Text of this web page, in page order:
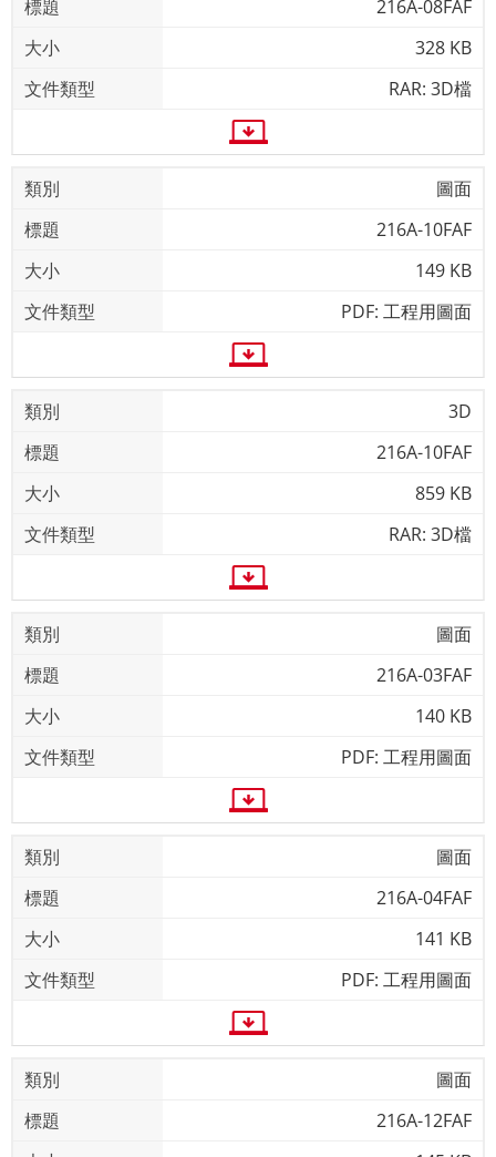
216A-08FAF
328 KB
RAR: 3D檔
圖面
216A-10FAF
149 KB
PDF: 工程用圖面
3D
216A-10FAF
859 KB
RAR: 3D檔
圖面
216A-03FAF
140 KB
PDF: 工程用圖面
圖面
216A-04FAF
141 KB
PDF: 工程用圖面
圖面
216A-12FAF